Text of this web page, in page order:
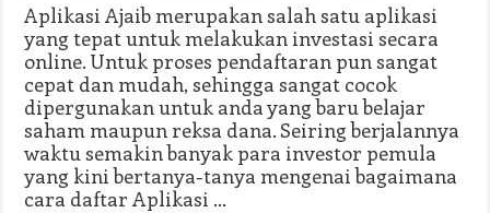
Aplikasi Ajaib merupakan salah satu aplikasi
yang tepat untuk melakukan investasi secara
online. Untuk proses pendaftaran pun sangat
cepat dan mudah, sehingga sangat cocok
dipergunakan untuk anda yang baru belajar
saham maupun reksa dana. Seiring berjalannya
waktu semakin banyak para investor pemula
yang kini bertanya-tanya mengenai bagaimana
cara daftar Aplikasi …